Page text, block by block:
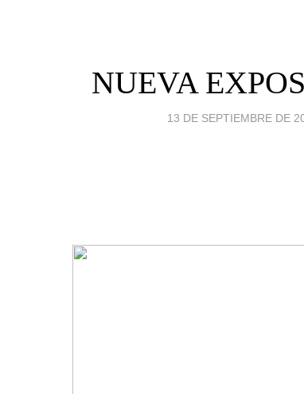
NUEVA
13 DE SEPTIEMBRE DE